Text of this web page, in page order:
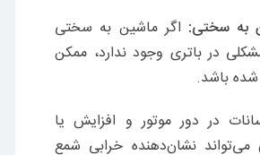
به سختی: اگر ماشین به سختی
در باتری وجود ندارد، ممکن
باشد.
در دور موتور و افزایش یا
نشان‌دهنده خرابی شمع